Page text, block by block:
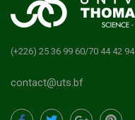
(+226) 25 36 99 60/70 44 42 94
contact@uts.bf